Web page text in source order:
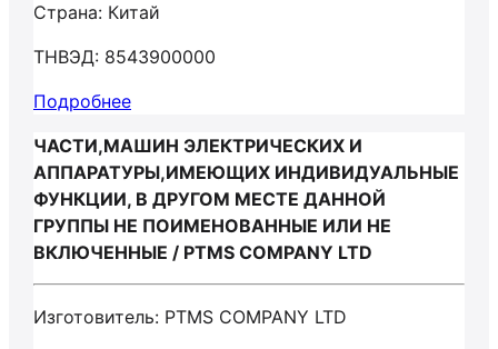
Страна: Китай
ТНВЭД: 8543900000
Подробнее
ЧАСТИ,МАШИН ЭЛЕКТРИЧЕСКИХ И
АППАРАТУРЫ,ИМЕЮЩИХ ИНДИВИДУАЛЬНЫЕ
ФУНКЦИИ, В ДРУГОМ МЕСТЕ ДАННОЙ
ГРУППЫ НЕ ПОИМЕНОВАННЫЕ ИЛИ НЕ
ВКЛЮЧЕННЫЕ / PTMS COMPANY LTD
Изготовитель: PTMS COMPANY LTD